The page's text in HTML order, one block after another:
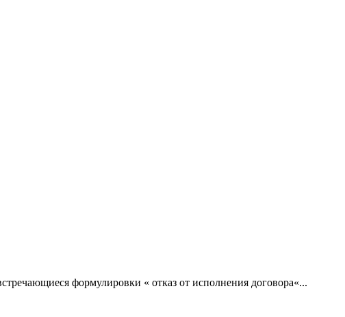
формулировки « отказ от исполнения договора«...